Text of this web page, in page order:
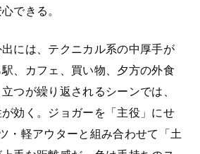
できる。
には、テクニカル系の中厚手が
、カフェ、買い物、夕方の外食
つが繰り返されるシーンでは、
効く。ジョガーを「主役」にせ
・軽アウターと組み合わせて「土